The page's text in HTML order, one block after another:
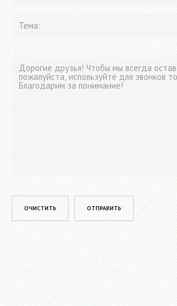
Please leave this field empty.